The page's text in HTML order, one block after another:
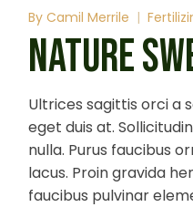
By Camil Merrile
NATURE
Ultrices sagittis orci a
eget duis at.
nulla. Purus faucibus
lacus. Proin gravida
faucibus pulvinar